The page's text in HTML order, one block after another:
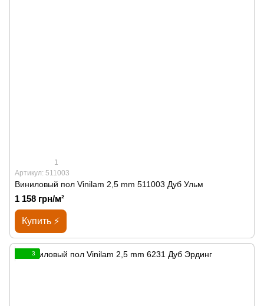
1
Артикул: 511003
Виниловый пол Vinilam 2,5 mm 511003 Дуб Ульм
1 158 грн/м²
Купить ⚡
3